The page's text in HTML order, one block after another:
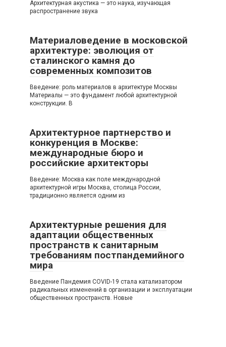
Архитектурная акустика — это наука, изучающая
распространение звука
Материаловедение в московской
архитектуре: эволюция от
сталинского камня до
современных композитов
Введение: роль материалов в архитектуре Москвы
Материалы — это фундамент любой архитектурной
конструкции. В
Архитектурное партнерство и
конкуренция в Москве:
международные бюро и
российские архитекторы
Введение: Москва как поле международной
архитектурной игры Москва, столица России,
традиционно является одним из
Архитектурные решения для
адаптации общественных
пространств к санитарным
требованиям постпандемийного
мира
Введение Пандемия COVID-19 стала катализатором
радикальных изменений в организации и эксплуатации
общественных пространств. Новые